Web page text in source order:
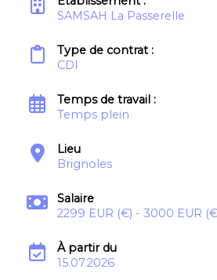
SAMSAH La Passerelle
Type de contrat :
CDI
Temps de travail :
Temps plein
Lieu
Brignoles
Salaire
2299 EUR (€) - 3000 EUR
À partir du
15.07.2026